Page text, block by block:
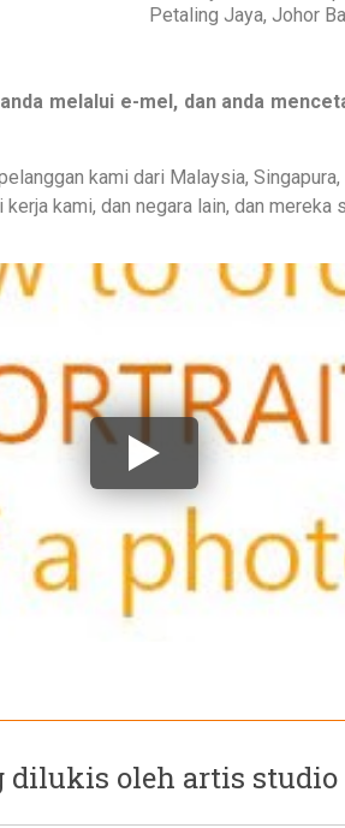
Petaling Jaya, Johor
melalui e-mel, dan anda
kami dari Malaysia,
kami, dan negara lain, dan
dilukis oleh artis